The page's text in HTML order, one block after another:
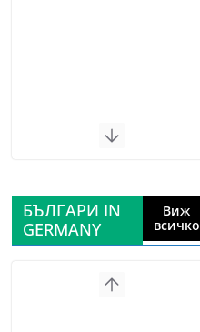
БЪЛГАРИ IN
GERMANY
Виж
всичко